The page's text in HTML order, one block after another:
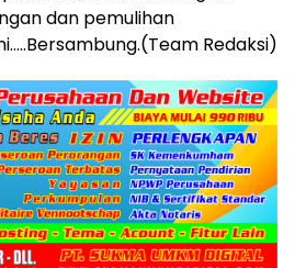
dan pemulihan
Redaksi)